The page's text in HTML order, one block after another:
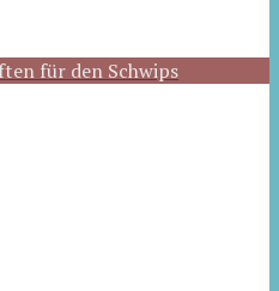
für den Schwips